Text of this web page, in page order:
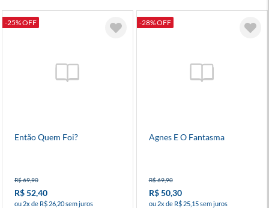
-25% OFF
Então Quem Foi?
R$ 69,90
R$ 52,40
ou 2x de R$ 26,20 sem juros
-28% OFF
Agnes E O Fantasma
R$ 69,90
R$ 50,30
ou 2x de R$ 25,15 sem juros